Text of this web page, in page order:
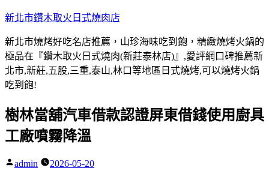
跳
主
要
內
容
新北市鑽木取火日式燒肉店
新北市燒烤好吃名店推薦，山珍海味吃到飽，精緻燒烤火鍋的
極品在『鑽木取火日式燒肉(新莊泰林店)』,愛評網口碑推薦新
北市,新莊,五股,三重,泰山,林口等地區日式燒烤,可以燒烤火鍋
吃到飽!
樹林當舖汽車借款認證屏東借錢使用廚具
工廠噴霧降溫
作
admin 2026-05-20